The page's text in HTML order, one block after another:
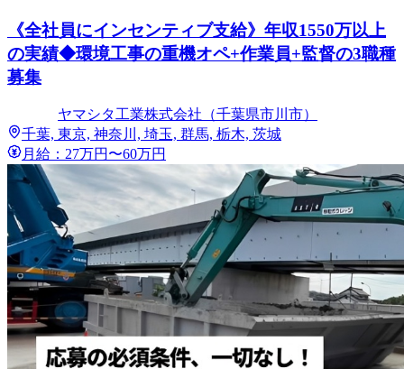
《全社員にインセンティブ支給》年収1550万以上
の実績◆環境工事の重機オペ+作業員+監督の3職種
募集
ヤマシタ工業株式会社（千葉県市川市）
千葉, 東京, 神奈川, 埼玉, 群馬, 栃木, 茨城
月給：27万円〜60万円